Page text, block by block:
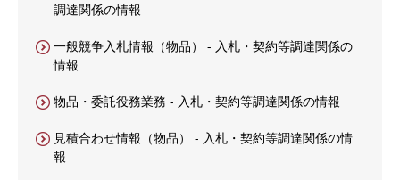
調達関係の情報
一般競争入札情報（物品） - 入札・契約等調達関係の
情報
物品・委託役務業務 - 入札・契約等調達関係の情報
見積合わせ情報（物品） - 入札・契約等調達関係の情
報